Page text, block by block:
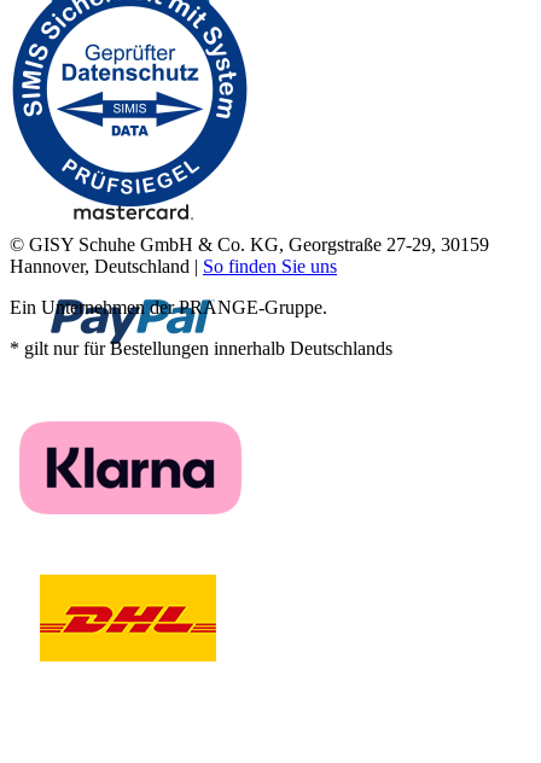
© GISY Schuhe GmbH & Co. KG, Georgstraße 27-29, 30159
Hannover, Deutschland | So finden Sie uns
Ein Unternehmen der PRANGE-Gruppe.
* gilt nur für Bestellungen innerhalb Deutschlands